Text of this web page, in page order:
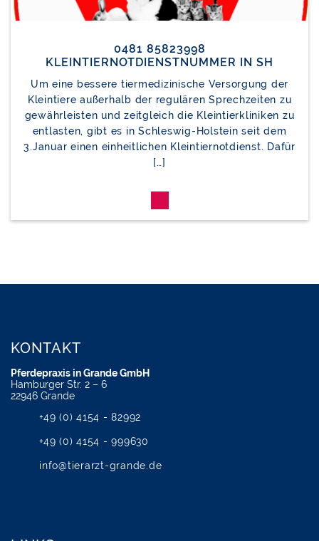
0481 85823998
KLEINTIERNOTDIENSTNUMMER IN SH
Um eine bessere tiermedizinische Versorgung der
Kleintiere außerhalb der regulären Sprechzeiten zu
gewährleisten und zeitgleich die Kleintierkliniken zu
entlasten, gibt es in Schleswig-Holstein seit dem
3.Januar einen einheitlichen Kleintiernotdienst. Dafür
[…]
KONTAKT
Pferdepraxis in Grande GmbH
Hamburger Str. 2 – 6
22946 Grande
+49 (0) 4154 - 82992
+49 (0) 4154 - 999630
info@tierarzt-grande.de